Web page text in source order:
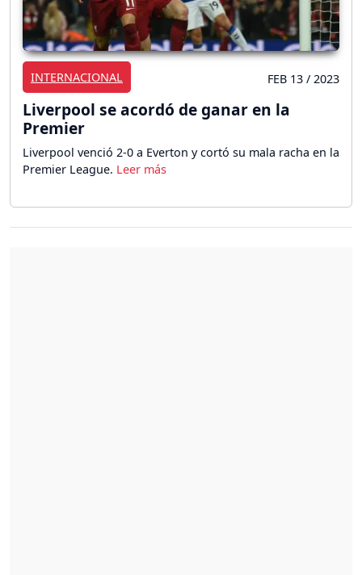
INTERNACIONAL FEB 13 / 2023
Liverpool se acordó de ganar en la
Premier
Liverpool venció 2-0 a Everton y cortó su mala racha en la
Premier League.